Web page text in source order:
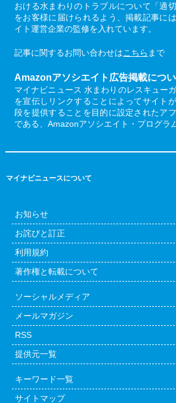
おける水まわりのトラブルについて「適
をお客様に届けられるよう、掲載記事に
イト運営企業の監修を入れています。
記事に関するお問い合わせはこちら まで
Amazonアソシエイト広告掲載につ
マイナビニュース 水まわりのレスキュー
を宣伝しリンクすることによってサイト
段を提供することを目的に設定されたア
である、Amazonアソシエイト・プログラ
マイナビニュースについて
お知らせ
お詫びと訂正
利用規約
著作権と転載について
ソーシャルメディア
メールマガジン
RSS
提供元一覧
キーワード一覧
サイトマップ